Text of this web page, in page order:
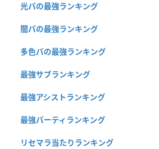
光パの最強ランキング
闇パの最強ランキング
多色パの最強ランキング
最強サブランキング
最強アシストランキング
最強パーティランキング
リセマラ当たりランキング